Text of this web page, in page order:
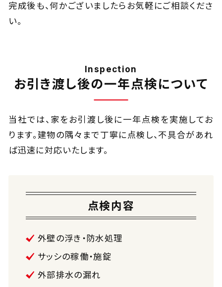
完成後も、何かございましたらお気軽にご相談くださ
い。
Inspection
お引き渡し後の一年点検について
当社では、家をお引渡し後に一年点検を実施してお
ります。建物の隅々まで丁寧に点検し、不具合があれ
ば迅速に対応いたします。
点検内容
外壁の浮き・防水処理
サッシの稼働・施錠
外部排水の漏れ